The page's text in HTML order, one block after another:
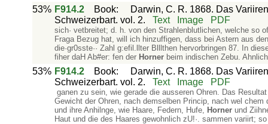
53% F914.2 Book:
Darwin, C. R. 1868. Das
Schweizerbart. vol. 2.
Text Image PDF
sich· vetbreitet; d. h. von den Strahlenblutlichen, welche so
Fraga Bezug hat, will ich hinzuffigen, dass bei Astern aus
die·gr0sste·· Zahl g:efil.llter Blllthen hervorbringen 87. In
fiher daH Ab#er: fen der Hornerbeim indischen Zebu.
53% F914.2 Book:
Darwin, C. R. 1868. Das
Schweizerbart. vol. 2.
Text Image PDF
ganen zu sein, wie gerade die ausseren Ohren. Das
Gewicht der Ohren, nach demselben Princip, nach wel­
und ihre Anhilnge, wie Haare, Federn, Hufe, Hornerund
Haut und die des Haares gewohnlich zU!·. sammen variirt;